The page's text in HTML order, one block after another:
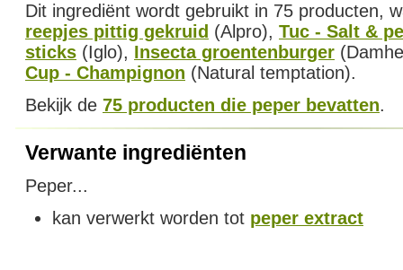
Dit ingrediënt wordt gebruikt in 75 producten,
reepjes pittig gekruid (Alpro), Tuc - Salt &
sticks (Iglo), Insecta groentenburger
Cup - Champignon (Natural temptation).
Bekijk de 75 producten die peper bevatten.
Verwante ingrediënten
Peper...
kan verwerkt worden tot peper extract